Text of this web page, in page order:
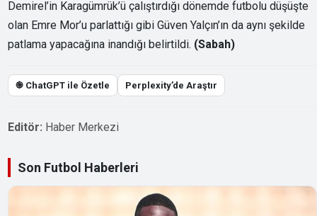
Demirel’in Karagümrük’ü çalıştırdığı dönemde futbolu düşüşte
olan Emre Mor’u parlattığı gibi Güven Yalçın’ın da aynı şekilde
patlama yapacağına inandığı belirtildi. (Sabah)
֎ ChatGPT ile Özetle Perplexity’de Araştır
Editör: Haber Merkezi
Son Futbol Haberleri